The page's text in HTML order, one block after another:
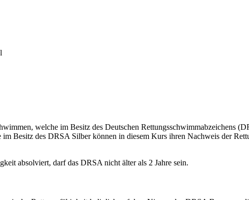
welche im Besitz des Deutschen Rettungsschwimmabzeichens
Besitz des DRSA Silber können in diesem Kurs ihren Nachweis der
absolviert, darf das DRSA nicht älter als 2 Jahre sein.